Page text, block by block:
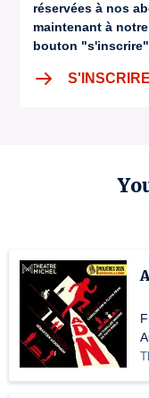
réservées à nos
maintenant à
bouton
S'INSCRIRE